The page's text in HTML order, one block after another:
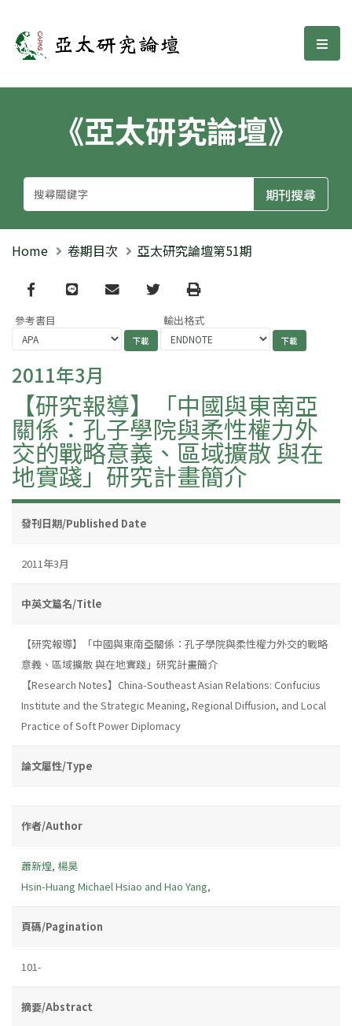
亞太研究論壇 選
《亞太研究論壇》
Home 卷期目次 亞太研究論壇第51期
Facebook
line email TwitterPrint
參考書目 輸出格式
2011年3月
【研究報導】「中國與東南亞
關係：孔子學院與柔性權力外
交的戰略意義、區域擴散 與在
地實踐」研究計畫簡介
發刊日期/Published Date
2011年3月
中英文篇名/Title
【研究報導】「中國與東南亞關係：孔子學院與柔性權力外交的戰略
意義、區域擴散 與在地實踐」研究計畫簡介
【Research Notes】China-Southeast Asian Relations: Confucius
Institute and the Strategic Meaning, Regional Diffusion, and Local
Practice of Soft Power Diplomacy
論文屬性/Type
作者/Author
蕭新煌, 楊昊
Hsin-Huang Michael Hsiao and Hao Yang,
頁碼/Pagination
101-
摘要/Abstract